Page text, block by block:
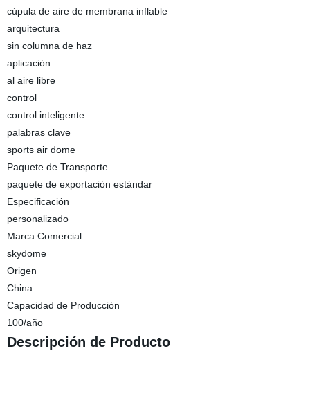
cúpula de aire de membrana inflable
arquitectura
sin columna de haz
aplicación
al aire libre
control
control inteligente
palabras clave
sports air dome
Paquete de Transporte
paquete de exportación estándar
Especificación
personalizado
Marca Comercial
skydome
Origen
China
Capacidad de Producción
100/año
Descripción de Producto